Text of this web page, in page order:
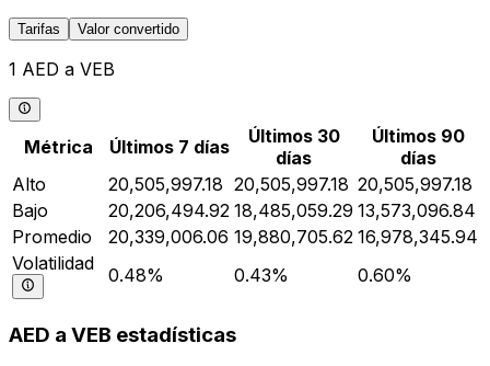
Tarifas Valor convertido
1 AED a VEB
Métrica Últimos 7 días
Últimos 30
días
Últimos 90
días
Alto
20,505,997.18 20,505,997.18 20,505,997.18
Bajo
20,206,494.92 18,485,059.29 13,573,096.84
Promedio
20,339,006.06 19,880,705.62 16,978,345.94
Volatilidad
0.48% 0.43% 0.60%
AED a VEB estadísticas